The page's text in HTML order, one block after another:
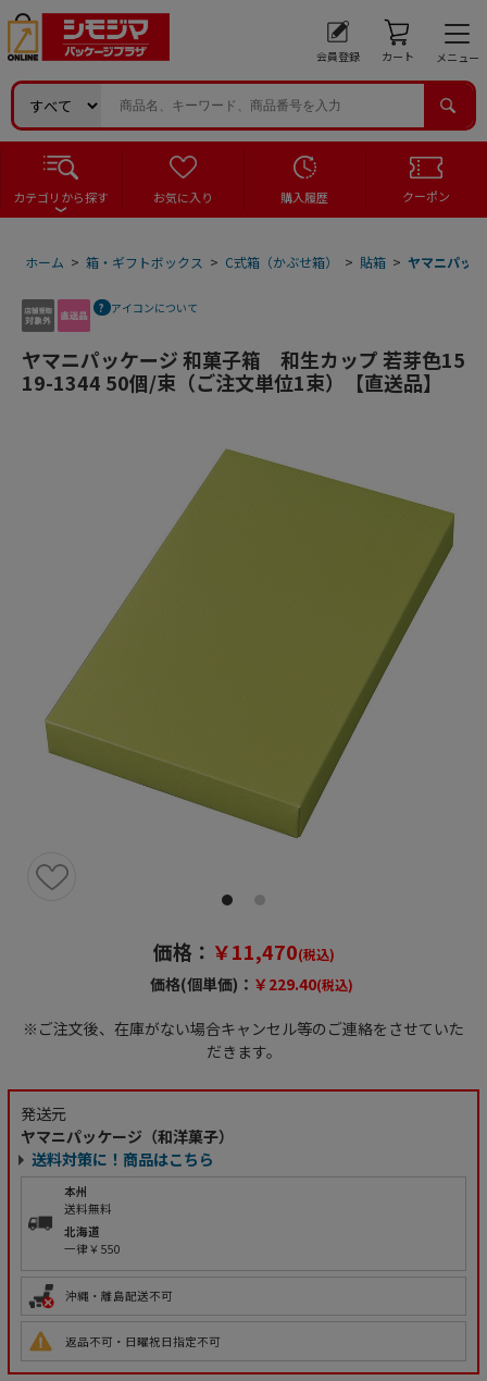
会員登録 カート メニュー
カテゴリから探す お気に入り 購入履歴 クーポン
ホーム > 箱・ギフトボックス > C式箱（かぶせ箱） > 貼箱 > ヤマニパッ
アイコンについて
ヤマニパッケージ 和菓子箱 和生カップ 若芽色15
19-1344 50個/束（ご注文単位1束）【直送品】
価格： ￥11,470(税込)
価格(個単価)： ￥229.40(税込)
※ご注文後、在庫がない場合キャンセル等のご連絡をさせていた
だきます。
発送元
ヤマニパッケージ（和洋菓子）
送料対策に！商品はこちら
本州
送料無料
北海道
一律￥550
沖縄・離島配送不可
返品不可・日曜祝日指定不可